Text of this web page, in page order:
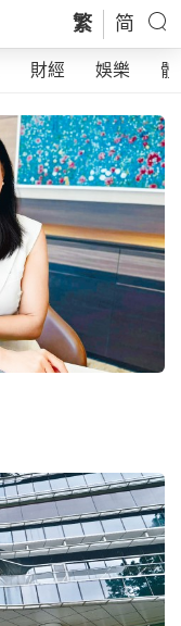
繁 简
財經 娛樂